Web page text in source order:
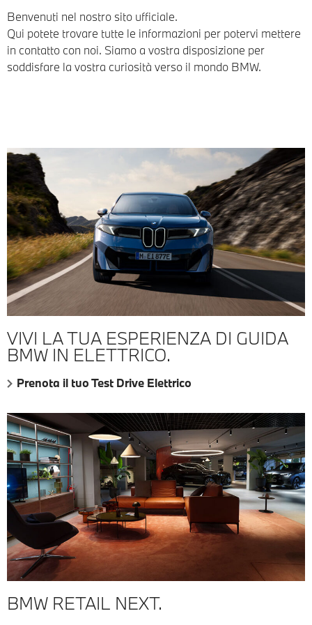
Benvenuti nel nostro sito ufficiale.
Qui potete trovare tutte le informazioni per potervi mettere
in contatto con noi. Siamo a vostra disposizione per
soddisfare la vostra curiosità verso il mondo BMW.
VIVI LA TUA ESPERIENZA DI GUIDA
BMW IN ELETTRICO.
Prenota il tuo Test Drive Elettrico
BMW RETAIL NEXT.